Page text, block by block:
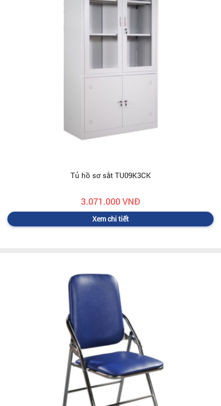
Tủ hồ sơ sắt TU09K3CK
3.071.000 VNĐ
Xem chi tiết